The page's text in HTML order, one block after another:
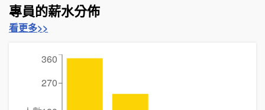
專員的薪水分佈
看更多>>
270
360